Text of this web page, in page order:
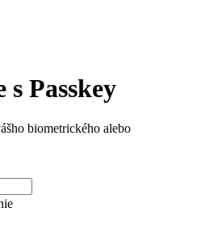
Passkey
biometrického alebo